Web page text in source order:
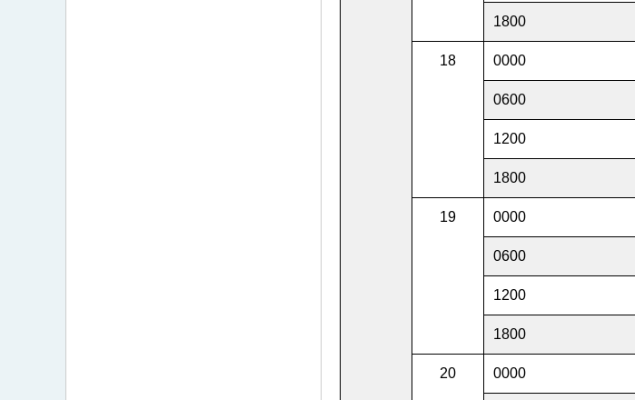
1800
18 0000
0600
1200
1800
19 0000
0600
1200
1800
20 0000